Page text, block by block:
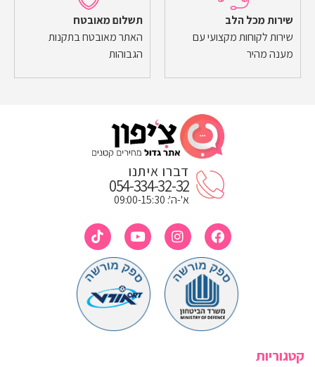
שירות מכל הלב
שירות לקוחות מקצועי עם
מענה מהיר
תשלום מאובטח
האתר מאובטח בתקנות
הגבוהות
דברו איתנו
054-334-32-32
א'-ה': 09:00-15:30
קטגוריות